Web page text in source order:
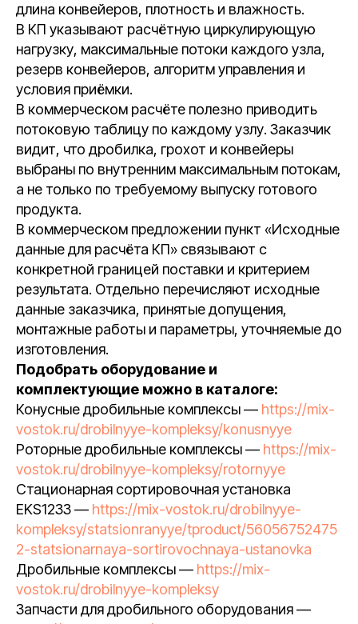
длина конвейеров, плотность и влажность.
В КП указывают расчётную циркулирующую
нагрузку, максимальные потоки каждого узла,
резерв конвейеров, алгоритм управления и
условия приёмки.
В коммерческом расчёте полезно приводить
потоковую таблицу по каждому узлу. Заказчик
видит, что дробилка, грохот и конвейеры
выбраны по внутренним максимальным потокам,
а не только по требуемому выпуску готового
продукта.
В коммерческом предложении пункт «Исходные
данные для расчёта КП» связывают с
конкретной границей поставки и критерием
результата. Отдельно перечисляют исходные
данные заказчика, принятые допущения,
монтажные работы и параметры, уточняемые до
изготовления.
Подобрать оборудование и
комплектующие можно в каталоге:
Конусные дробильные комплексы — https://mix-
vostok.ru/drobilnyye-kompleksy/konusnyye
Роторные дробильные комплексы — https://mix-
vostok.ru/drobilnyye-kompleksy/rotornyye
Стационарная сортировочная установка
EKS1233 — https://mix-vostok.ru/drobilnyye-
kompleksy/statsionranyye/tproduct/56056752475
2-statsionarnaya-sortirovochnaya-ustanovka
Дробильные комплексы — https://mix-
vostok.ru/drobilnyye-kompleksy
Запчасти для дробильного оборудования —